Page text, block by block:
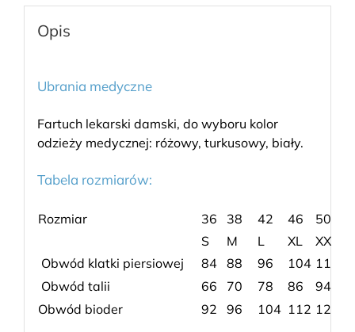
Opis
Ubrania medyczne
Fartuch lekarski damski, do wyboru kolor
odzieży medycznej: różowy, turkusowy, biały.
Tabela rozmiarów:
Rozmiar 36 38 42 46
50
S
M L XL
XXL
Obwód klatki piersiowej
84 88 96 104 112
Obwód talii
66 70 78 86
94
Obwód bioder
92 96 104 112 120